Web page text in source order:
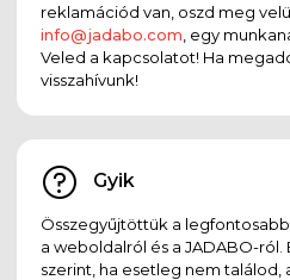
reklamációd van, oszd meg
info@jadabo.com , egy
Veled a kapcsolatot! Ha
visszahívunk!
Gyik
Összegyűjtöttük a
a weboldalról és a JADABO-
szerint, ha esetleg nem találod,